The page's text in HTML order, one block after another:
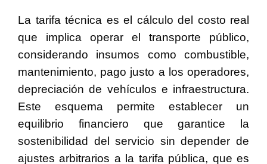
La tarifa técnica es el cálculo del costo real
que implica operar el transporte público,
considerando insumos como combustible,
mantenimiento, pago justo a los operadores,
depreciación de vehículos e infraestructura.
Este esquema permite establecer un
equilibrio financiero que garantice la
sostenibilidad del servicio sin depender de
ajustes arbitrarios a la tarifa pública, que es